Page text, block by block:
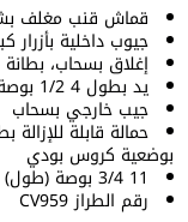
قماش قنب مغلف
جيوب داخلية
إغلاق بسحاب،
يد بطول 4 1/2 بوصة
جيب خارجي بسحاب
بوضعية كروس بودي
11 3/4 بوصة (طول) × 8 1/4 بوصة (ارتفاع) × 7 بوصات (عرض)
رقم الطراز CV959